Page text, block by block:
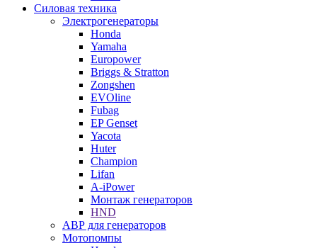
Силовая техника
Электрогенераторы
Honda
Yamaha
Europower
Briggs & Stratton
Zongshen
EVOline
Fubag
EP Genset
Yacota
Huter
Champion
Lifan
A-iPower
Монтаж генераторов
HND
АВР для генераторов
Мотопомпы